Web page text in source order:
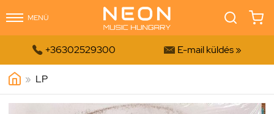
MENÜ
 +36302529300  E-mail küldés »
» LP